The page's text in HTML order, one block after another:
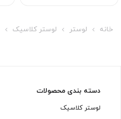
خانه لوستر لوستر کلاسیک
دسته بندی محصولات
لوستر کلاسیک